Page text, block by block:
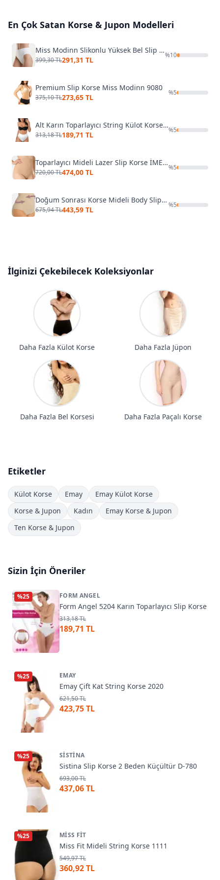
En Çok Satan Korse & Jupon Modelleri
Miss Modinn Slikonlu Yüksek Bel Slip Korse 1117
399,30 TL291,31 TL
%10
Premium Slip Korse Miss Modinn 9080
375,10 TL273,65 TL
%5
Alt Karın Toparlayıcı String Külot Korse Form Angel 5203
313,18 TL189,71 TL
%5
Toparlayıcı Mideli Lazer Slip Korse İMER 5105
720,00 TL474,00 TL
%5
Doğum Sonrası Korse Mideli Body Slip Miss Fit 1037
675,94 TL443,59 TL
%5
İlginizi Çekebilecek Koleksiyonlar
Daha Fazla Külot Korse Daha Fazla Jüpon
Daha Fazla Bel Korsesi Daha Fazla Paçalı Korse
Etiketler
Külot Korse Emay
Emay Külot Korse
Korse & Jupon
Kadın
Emay Korse & Jupon
Ten Korse & Jupon
Sizin İçin Öneriler
%25 FORM ANGEL
Form Angel 5204 Karın Toparlayıcı Slip Korse
313,18 TL
189,71 TL
%25 EMAY
Emay Çift Kat String Korse 2020
621,50 TL
423,75 TL
%25 SISTINA
Sistina Slip Korse 2 Beden Küçültür D-780
693,00 TL
437,06 TL
%25 MISS FIT
Miss Fit Mideli String Korse 1111
549,97 TL
360,92 TL